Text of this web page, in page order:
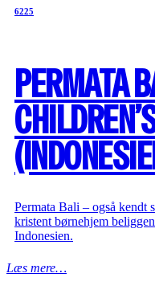
6225
PERMATA
Permata Bali – også kendt
kristent børnehjem
Indonesien.
Læs mere…